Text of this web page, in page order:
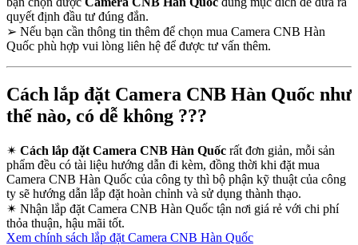
quyết định đầu tư đúng đắn.
➢ Nếu bạn cần thông tin thêm để chọn mua Camera CNB Hàn
Quốc phù hợp vui lòng liên hệ để được tư vấn thêm.
Cách lắp đặt Camera CNB Hàn Quốc như
thế nào, có dễ không ???
✴ Cách lắp đặt Camera CNB Hàn Quốc rất đơn giản, mỗi sản
phẩm đều có tài liệu hướng dẫn đi kèm, đồng thời khi đặt mua
Camera CNB Hàn Quốc của công ty thì bộ phận kỹ thuật của công
ty sẽ hướng dẫn lắp đặt hoàn chỉnh và sử dụng thành thạo.
✴ Nhận lắp đặt Camera CNB Hàn Quốc tận nơi giá rẻ với chi phí
thỏa thuận, hậu mãi tốt.
Xem chính sách lắp đặt Camera CNB Hàn Quốc